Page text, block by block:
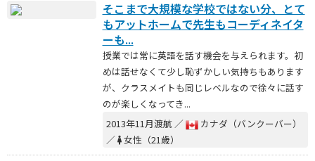
そこまで大規模な学校ではない分、とて
もアットホームで先生もコーディネイタ
ーも...
授業では常に英語を話す機会を与えられます。初
めは話せなくて少し恥ずかしい気持ちもあります
が、クラスメイトも同じレベルなので徐々に話す
のが楽しくなってき...
2013年11月渡航 ／
カナダ（バンクーバー）
／ 女性（21歳）